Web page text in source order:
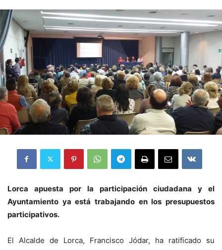
Lorca apuesta por la participación ciudadana y el
Ayuntamiento ya está trabajando en los presupuestos
participativos.
El Alcalde de Lorca, Francisco Jódar, ha ratificado su